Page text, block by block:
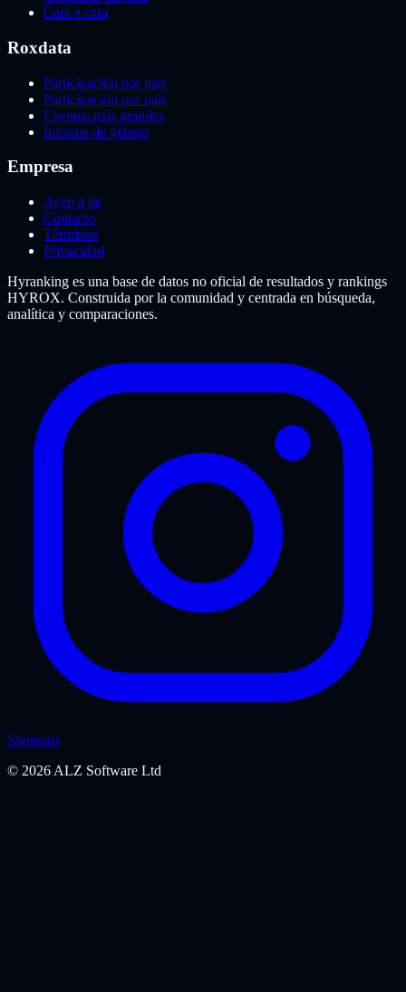
Cara a cara
Roxdata
Participación por mes
Participación por país
Eventos más grandes
Informe de género
Empresa
Acerca de
Contacto
Términos
Privacidad
Hyranking es una base de datos no oficial de resultados y rankings
HYROX. Construida por la comunidad y centrada en búsqueda,
analítica y comparaciones.
Síguenos
© 2026 ALZ Software Ltd